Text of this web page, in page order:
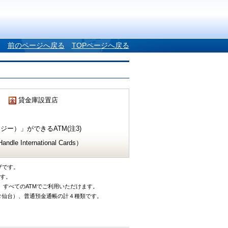
前のページへ戻る TOPページへ戻る
貸金庫設置店
ー）」ができるATM(注3)
International Cards）
す。
。
べてのATMでご利用いただけます。
台）、普通預金通帳の計４種類です。